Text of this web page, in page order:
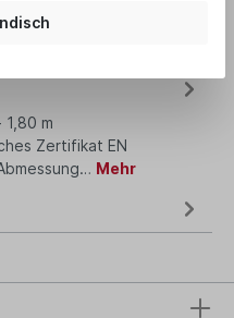
m
Zertifikat EN
Mehr